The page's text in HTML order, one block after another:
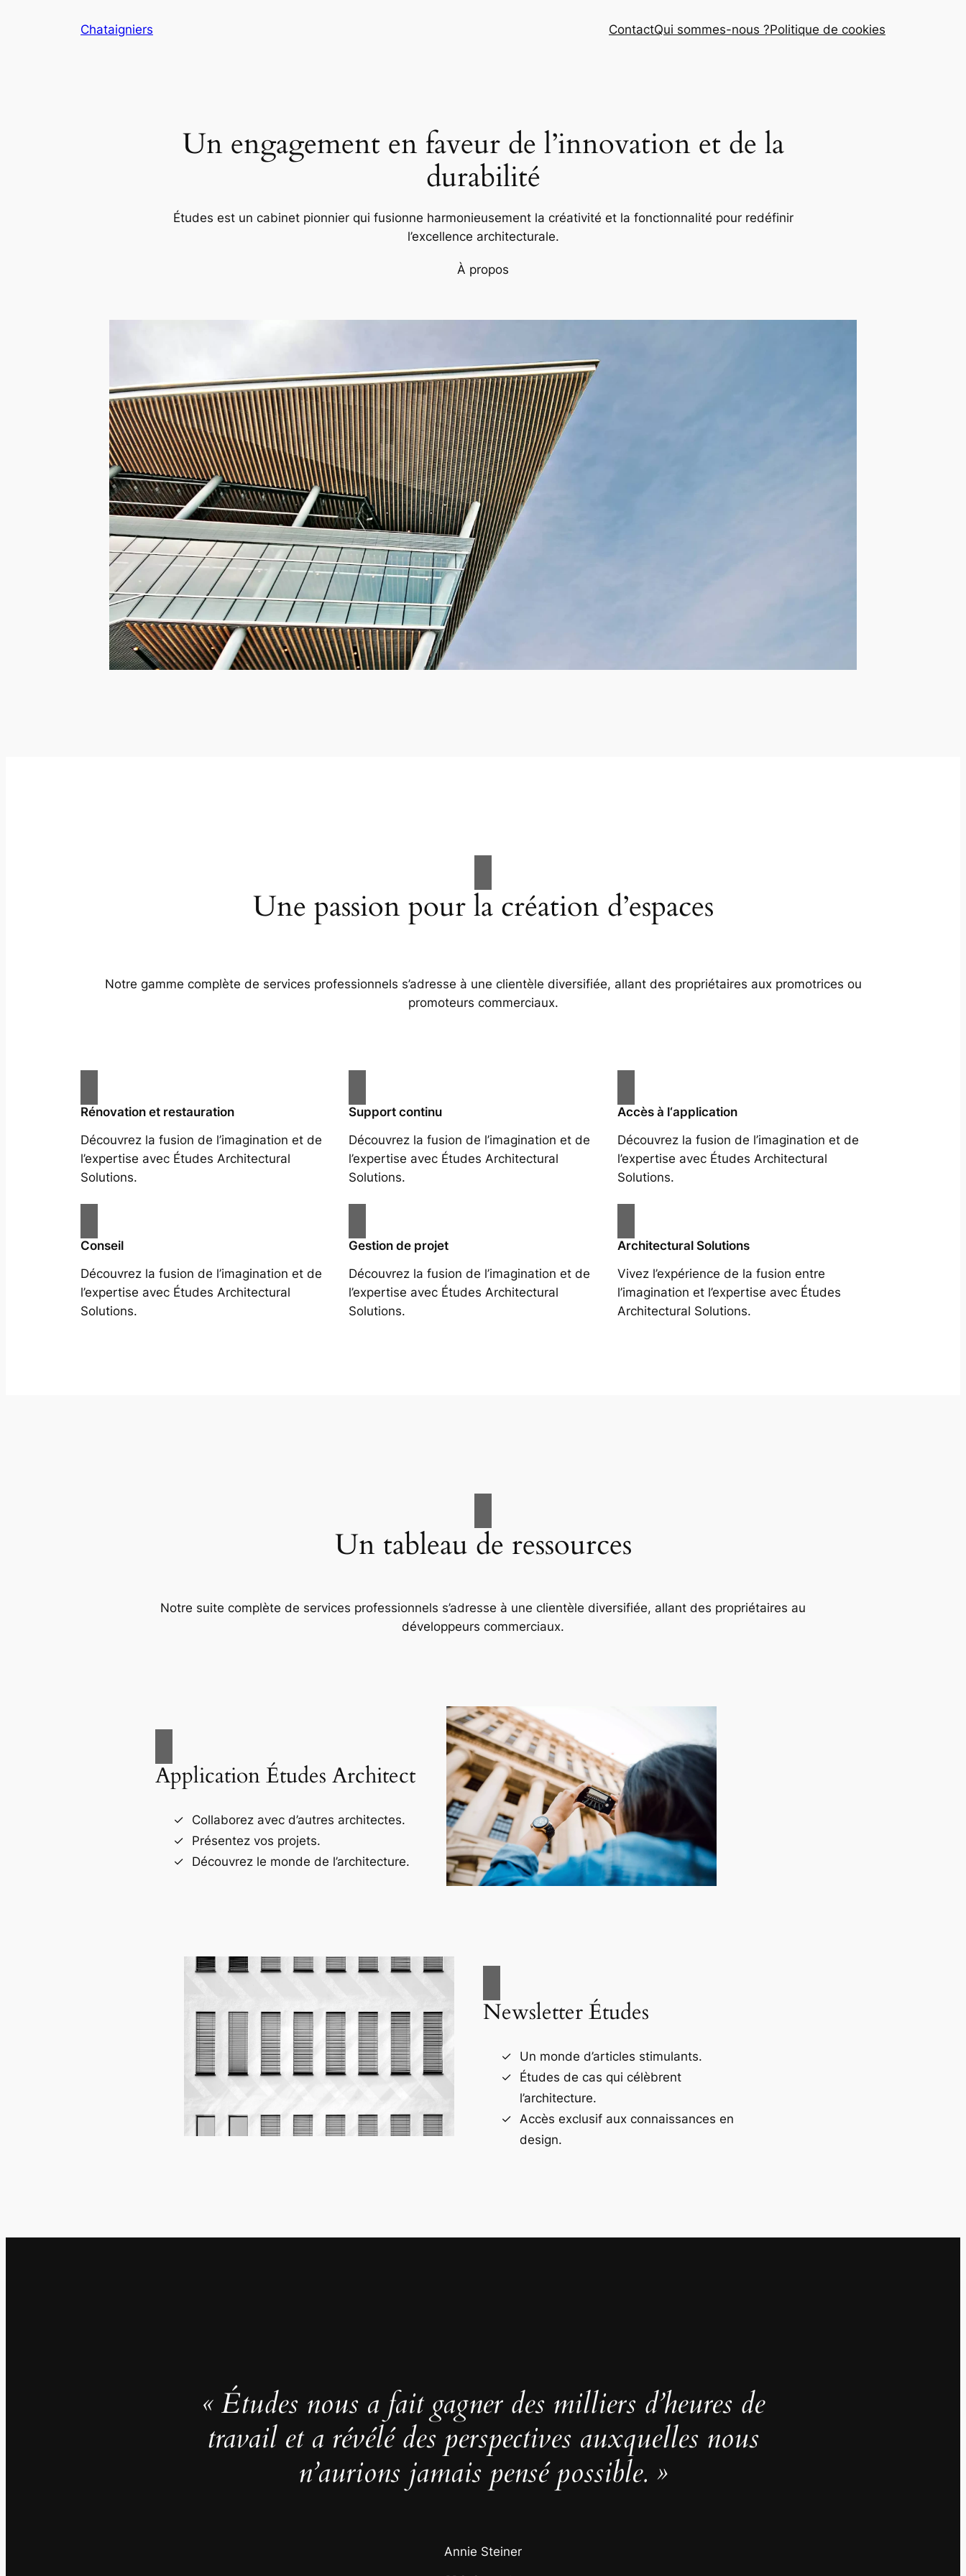
Chataigniers ContactQui sommes-nous ?Politique de cookies
Un engagement en faveur de l’innovation et de la
durabilité
Études est un cabinet pionnier qui fusionne harmonieusement la créativité et la fonctionnalité pour redéfinir
l’excellence architecturale.
À propos
Une passion pour la création d’espaces
Notre gamme complète de services professionnels s’adresse à une clientèle diversifiée, allant des propriétaires aux promotrices ou
promoteurs commerciaux.
Rénovation et restauration
Découvrez la fusion de l’imagination et de
l’expertise avec Études Architectural
Solutions.
Support continu
Découvrez la fusion de l’imagination et de
l’expertise avec Études Architectural
Solutions.
Accès à l‘application
Découvrez la fusion de l’imagination et de
l’expertise avec Études Architectural
Solutions.
Conseil
Découvrez la fusion de l’imagination et de
l’expertise avec Études Architectural
Solutions.
Gestion de projet
Découvrez la fusion de l’imagination et de
l’expertise avec Études Architectural
Solutions.
Architectural Solutions
Vivez l’expérience de la fusion entre
l’imagination et l’expertise avec Études
Architectural Solutions.
Un tableau de ressources
Notre suite complète de services professionnels s’adresse à une clientèle diversifiée, allant des propriétaires au
développeurs commerciaux.
Application Études Architect
Collaborez avec d’autres architectes.
Présentez vos projets.
Découvrez le monde de l’architecture.
Newsletter Études
Un monde d’articles stimulants.
Études de cas qui célèbrent
l’architecture.
Accès exclusif aux connaissances en
design.
« Études nous a fait gagner des milliers d’heures de
travail et a révélé des perspectives auxquelles nous
n’aurions jamais pensé possible. »
Annie Steiner